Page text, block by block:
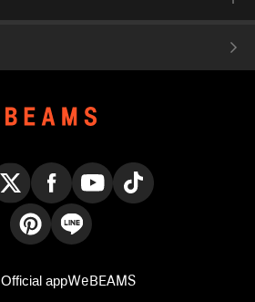
Official appWeBEAMS